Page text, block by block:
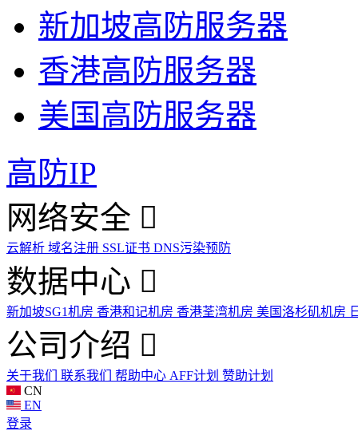
新加坡高防服务器
香港高防服务器
美国高防服务器
高防IP
网络安全
云解析 域名注册 SSL证书 DNS污染预防
数据中心
新加坡SG1机房 香港和记机房 香港荃湾机房 美国洛杉矶机房
公司介绍
关于我们 联系我们 帮助中心 AFF计划 赞助计划
CN
EN
登录